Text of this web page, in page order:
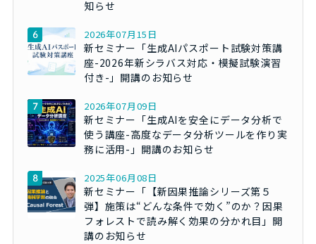
知らせ
2026年07月15日
新セミナー「生成AIパスポート試験対策講
座-2026年新シラバス対応・模擬試験演習
付き-」開講のお知らせ
2026年07月09日
新セミナー「生成AIを安全にデータ分析で
使う講座-高度なデータ分析ツールを作り実
務に活用-」開講のお知らせ
2025年06月08日
新セミナー「【新因果推論シリーズ第５
弾】施策は“どんな条件で効く”のか？因果
フォレストで読み解く効果の分かれ目」開
講のお知らせ